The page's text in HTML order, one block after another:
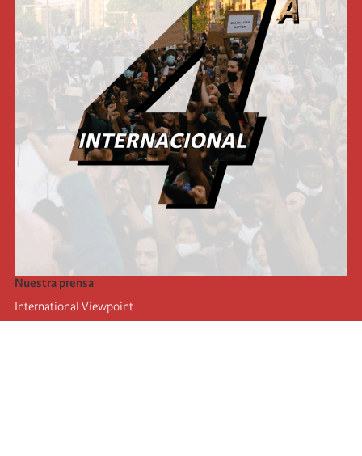
Nuestra prensa
International Viewpoint